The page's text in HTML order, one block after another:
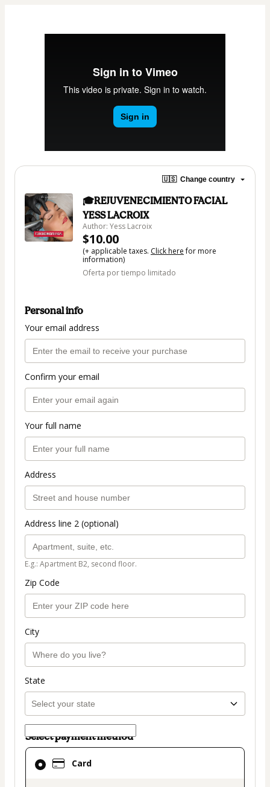
🇺🇸 Change country
🎓REJUVENECIMIENTO FACIAL
YESS LACROIX
Author: Yess Lacroix
$10.00
(+ applicable taxes. Click herefor more
information)
Oferta por tiempo limitado
Personal info
Your email address
Confirm your email
Your full name
Address
Address line 2 (optional)
E.g.: Apartment B2, second floor.
Zip Code
City
State
Select payment method
Card
Card
selected